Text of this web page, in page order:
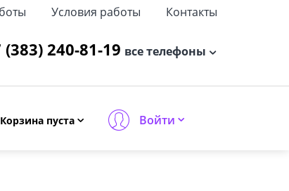
Условия работы Контакты
(383) 240-81-19 все телефоны
Корзина пуста Войти